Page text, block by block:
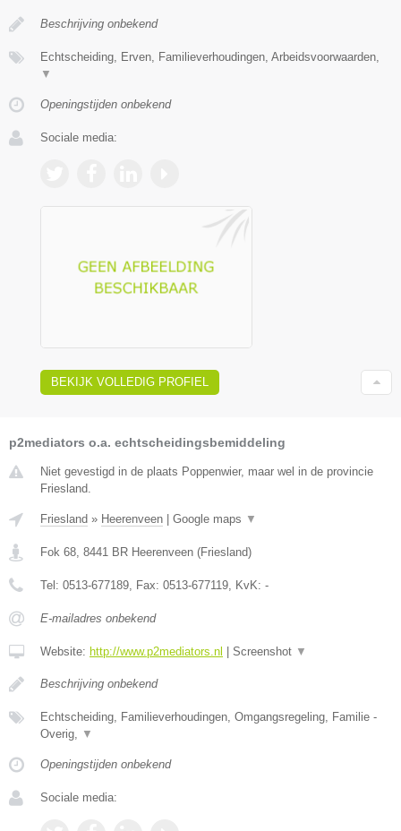
Beschrijving onbekend
Echtscheiding, Erven, Familieverhoudingen, Arbeidsvoorwaarden,
▼
Openingstijden onbekend
Sociale media:
BEKIJK VOLLEDIG PROFIEL
p2mediators o.a. echtscheidingsbemiddeling
Niet gevestigd in de plaats Poppenwier, maar wel in de provincie
Friesland.
Friesland » Heerenveen Google maps ▼
Fok 68 8441 BR Heerenveen (Friesland)
Tel: 0513-677189 , Fax: 0513-677119 , KvK: -
E-mailadres onbekend
Website: http://www.p2mediators.nl Screenshot ▼
Beschrijving onbekend
Echtscheiding, Familieverhoudingen, Omgangsregeling, Familie -
Overig,
▼
Openingstijden onbekend
Sociale media: